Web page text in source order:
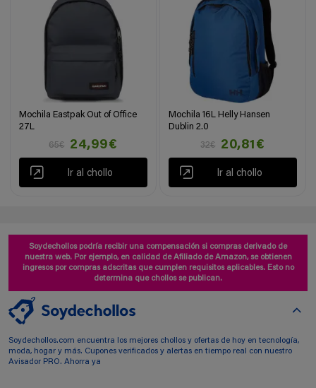
Mochila Eastpak Out of Office
27L
65€
24,99€
Ir al chollo
Mochila 16L Helly Hansen
Dublin 2.0
32€
20,81€
Ir al chollo
Soydechollos podría recibir una compensación si compras derivado de
nuestra web. Por ejemplo, en calidad de Afiliado de Amazon, se obtienen
ingresos por compras adscritas que cumplen requisitos aplicables. Esto no
determina que chollos se publican.
Soydechollos.com encuentra los mejores chollos y ofertas de hoy en tecnología,
moda, hogar y más. Cupones verificados y alertas en tiempo real con nuestro
Avisador PRO. Ahorra ya